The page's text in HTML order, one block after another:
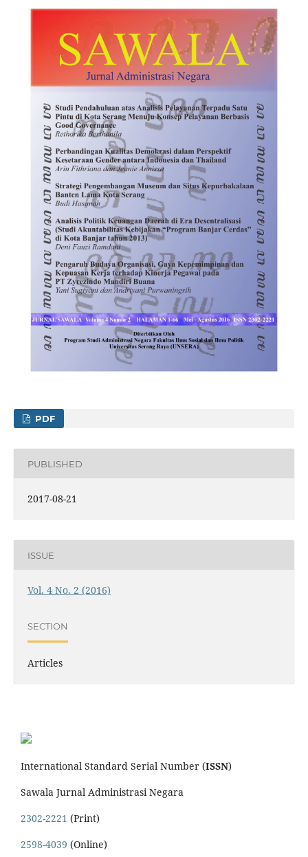
PDF
PUBLISHED
2017-08-21
ISSUE
Vol. 4 No. 2 (2016)
SECTION
Articles
International Standard Serial Number (ISSN)
Sawala Jurnal Administrasi Negara
2302-2221 (Print)
2598-4039 (Online)